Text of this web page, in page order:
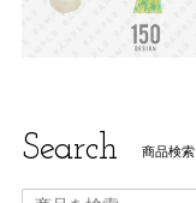
Search 商品検索